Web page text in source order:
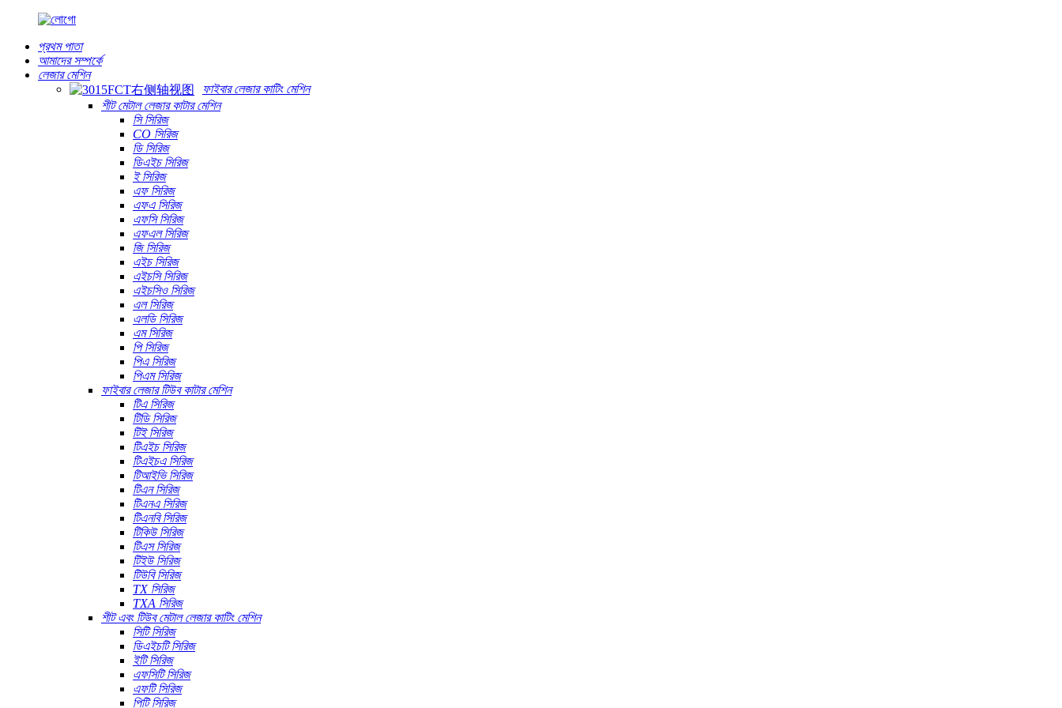
প্রথম পাতা
আমাদের সম্পর্কে
লেজার মেশিন
ফাইবার লেজার কাটিং মেশিন
শীট মেটাল লেজার কাটার মেশিন
সি সিরিজ
CO সিরিজ
ডি সিরিজ
ডিএইচ সিরিজ
ই সিরিজ
এফ সিরিজ
এফএ সিরিজ
এফসি সিরিজ
এফএল সিরিজ
জি সিরিজ
এইচ সিরিজ
এইচসি সিরিজ
এইচসিও সিরিজ
এল সিরিজ
এলডি সিরিজ
এম সিরিজ
পি সিরিজ
পিএ সিরিজ
পিএম সিরিজ
ফাইবার লেজার টিউব কাটার মেশিন
টিএ সিরিজ
টিডি সিরিজ
টিই সিরিজ
টিএইচ সিরিজ
টিএইচএ সিরিজ
টিআইভি সিরিজ
টিএন সিরিজ
টিএনএ সিরিজ
টিএনবি সিরিজ
টিকিউ সিরিজ
টিএস সিরিজ
টিইউ সিরিজ
টিউবি সিরিজ
TX সিরিজ
TXA সিরিজ
শীট এবং টিউব মেটাল লেজার কাটিং মেশিন
সিটি সিরিজ
ডিএইচটি সিরিজ
ইটি সিরিজ
এফসিটি সিরিজ
এফটি সিরিজ
পিটি সিরিজ